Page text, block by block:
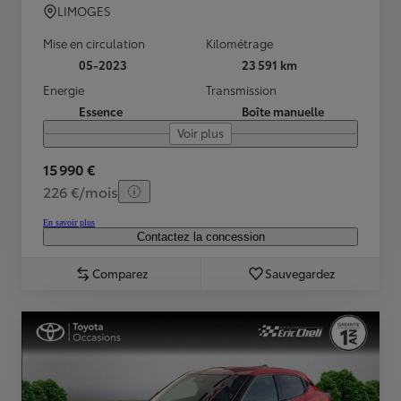
LIMOGES
Mise en circulation
05-2023
Kilométrage
23 591 km
Energie
Essence
Transmission
Boîte manuelle
Voir plus
15 990 €
226 €/mois
En savoir plus
Contactez la concession
Comparez Sauvegardez